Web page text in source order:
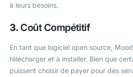
à leurs besoins.
3. Coût Compétitif
En tant que logiciel open source,
télécharger et à installer. Bien que
puissent choisir de payer pour des